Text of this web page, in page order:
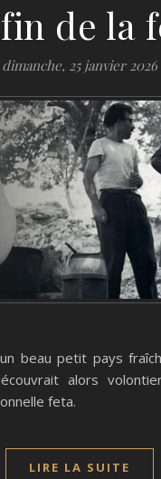
de la
dimanche, 25 janvier 2026
alors
feta.
LIRE LA SUITE